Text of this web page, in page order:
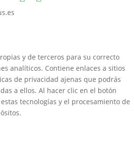
y de terceros para su correcto
analíticos. Contiene enlaces a sitios
de privacidad ajenas que podrás
a ellos. Al hacer clic en el botón
tecnologías y el procesamiento de